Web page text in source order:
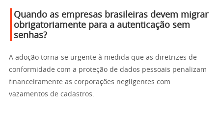
Quando as empresas brasileiras devem migrar
obrigatoriamente para a autenticação sem
senhas?
A adoção torna-se urgente à medida que as diretrizes de
conformidade com a proteção de dados pessoais penalizam
financeiramente as corporações negligentes com
vazamentos de cadastros.